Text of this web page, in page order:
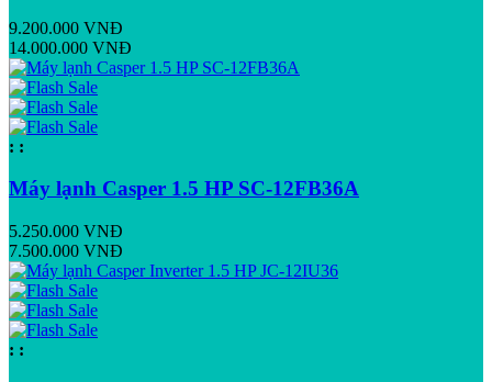
9.200.000 VNĐ
14.000.000 VNĐ
: :
Máy lạnh Casper 1.5 HP SC-12FB36A
5.250.000 VNĐ
7.500.000 VNĐ
: :